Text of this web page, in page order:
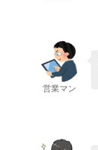
営業マン